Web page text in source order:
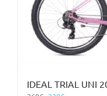
IDEAL TRIAL UNI